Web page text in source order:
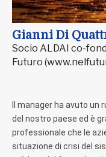
Gianni Di
Socio ALDAI co-
Futuro
Il manager ha avuto
del nostro paese ed è
professionale che le
situazione di crisi del